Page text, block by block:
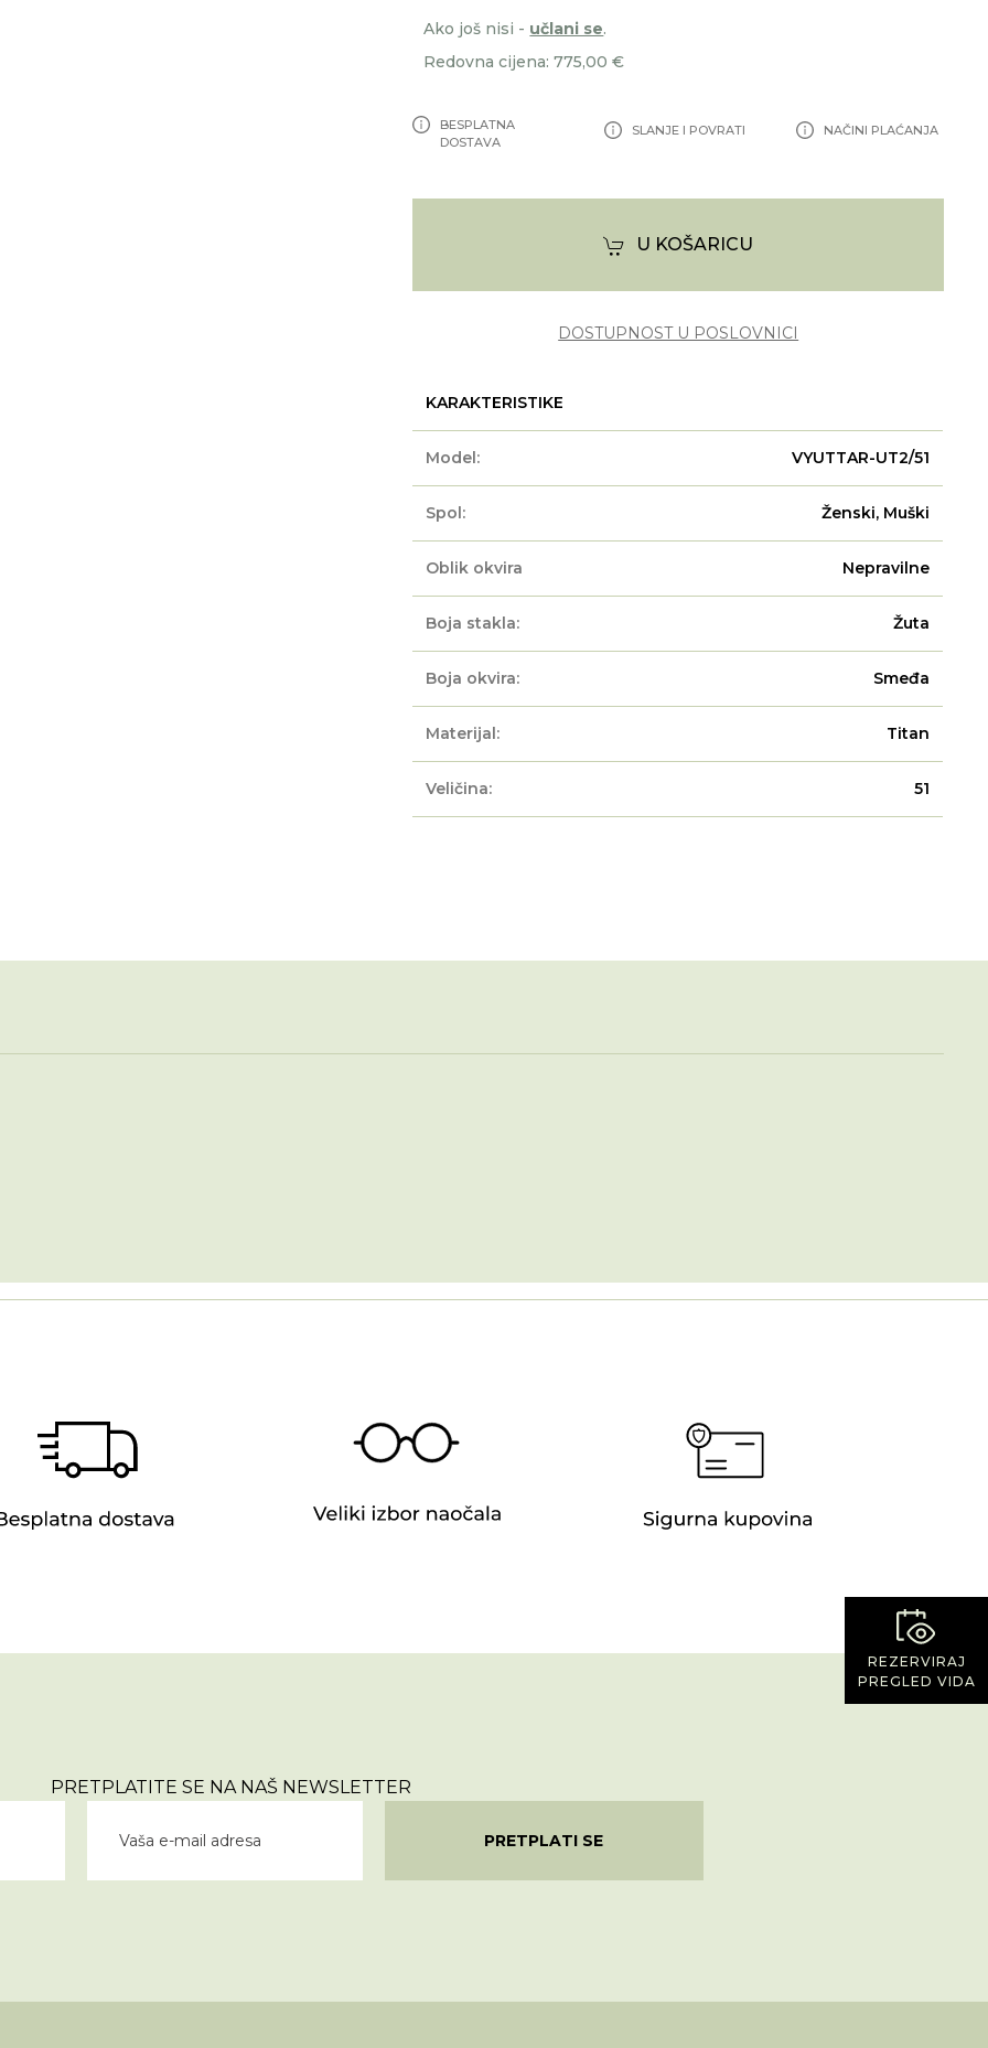
REZERVIRAJ
PREGLED VIDA
Ako još nisi - učlani se.
Redovna cijena: 775,00 €
BESPLATNA
DOSTAVA
SLANJE I POVRATI NAČINI PLAĆANJA
U KOŠARICU
DOSTUPNOST U POSLOVNICI
KARAKTERISTIKE
Model: VYUTTAR-UT2/51
Spol: Ženski, Muški
Oblik okvira Nepravilne
Boja stakla: Žuta
Boja okvira: Smeđa
Materijal: Titan
Veličina: 51
PRETPLATITE SE NA NAŠ NEWSLETTER
PRETPLATI SE